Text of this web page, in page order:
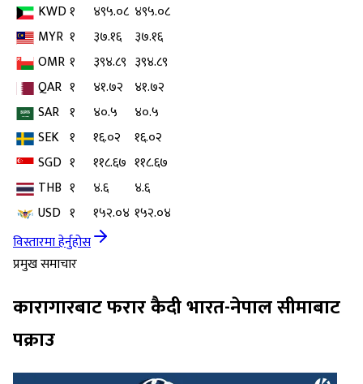
KWD१ ४९५.०८ ४९५.०८
MYR १ ३७.१६
३७.१६
OMR १ ३९४.८९ ३९४.८९
QAR १ ४१.७२ ४१.७२
SAR १ ४०.५
४०.५
SEK १ १६.०२
१६.०२
SGD १ ११८.६७ ११८.६७
THB १ ४.६
४.६
USD १ १५२.०४ १५२.०४
विस्तारमा हेर्नुहोस
प्रमुख समाचार
कारागारबाट फरार कैदी भारत-नेपाल सीमाबाट
पक्राउ